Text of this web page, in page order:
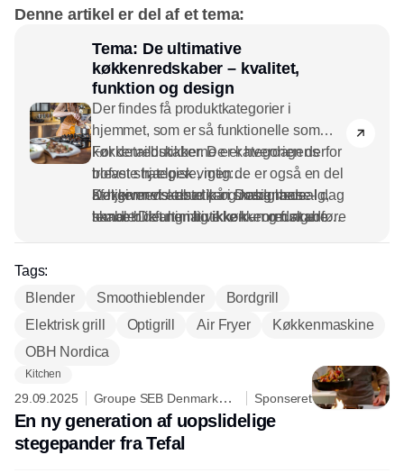
Denne artikel er del af et tema:
Tema: De ultimative
køkkenredskaber – kvalitet,
funktion og design
Der findes få produktkategorier i
hjemmet, som er så funktionelle som
køkkenredskaber. De er hverdagens
trofaste hjælpere, men de er også en del
af hjemmets æstetik og madglæde. I dag
handler det nemlig ikke kun om at udføre
For detailbutikkerne er kategorien derfor
blevet strategisk vigtig:
Køkkenredskaber kan skabe mersalg,
skabe blikfang i butikken – og fungere
skarp forståelse af, hvad forbrugerne
efterspørger, og hvordan man
differentierer sig i et marked, hvor
Det giver vi et bud på i Designbase-
temaet De ultimative køkkenredskaber –
Tags:
Blender
Smoothieblender
Bordgrill
Elektrisk grill
Optigrill Air Fryer
Køkkenmaskine
OBH Nordica
Kitchen
29.09.2025
Groupe SEB Denmark
A/S
Sponseret
En ny generation af uopslidelige
stegepander fra Tefal